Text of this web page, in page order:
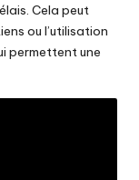
Cela peut
ou l’utilisation
permettent une